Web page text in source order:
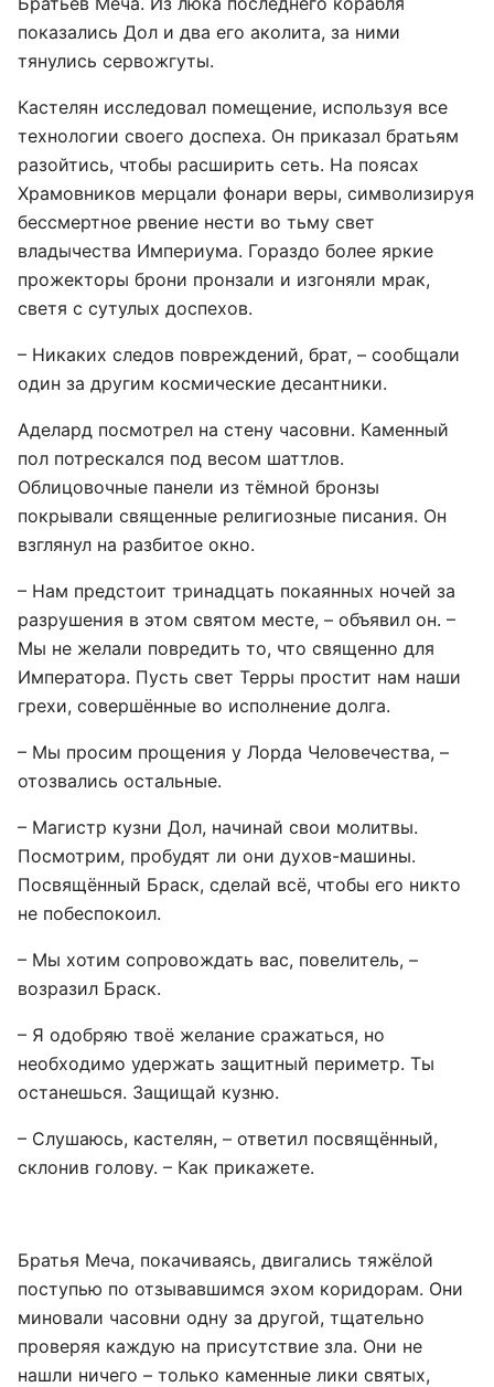
показались Дол и два его аколита, за ними
тянулись сервожгуты.
Кастелян исследовал помещение, используя все
технологии своего доспеха. Он приказал братьям
разойтись, чтобы расширить сеть. На поясах
Храмовников мерцали фонари веры, символизируя
бессмертное рвение нести во тьму свет
владычества Империума. Гораздо более яркие
прожекторы брони пронзали и изгоняли мрак,
светя с сутулых доспехов.
– Никаких следов повреждений, брат, – сообщали
один за другим космические десантники.
Аделард посмотрел на стену часовни. Каменный
пол потрескался под весом шаттлов.
Облицовочные панели из тёмной бронзы
покрывали священные религиозные писания. Он
взглянул на разбитое окно.
– Нам предстоит тринадцать покаянных ночей за
разрушения в этом святом месте, – объявил он. –
Мы не желали повредить то, что священно для
Императора. Пусть свет Терры простит нам наши
грехи, совершённые во исполнение долга.
– Мы просим прощения у Лорда Человечества, –
отозвались остальные.
– Магистр кузни Дол, начинай свои молитвы.
Посмотрим, пробудят ли они духов-машины.
Посвящённый Браск, сделай всё, чтобы его никто
не побеспокоил.
– Мы хотим сопровождать вас, повелитель, –
возразил Браск.
– Я одобряю твоё желание сражаться, но
необходимо удержать защитный периметр. Ты
останешься. Защищай кузню.
– Слушаюсь, кастелян, – ответил посвящённый,
склонив голову. – Как прикажете.
Братья Меча, покачиваясь, двигались тяжёлой
поступью по отзывавшимся эхом коридорам. Они
миновали часовни одну за другой, тщательно
проверяя каждую на присутствие зла. Они не
нашли ничего – только каменные лики святых,